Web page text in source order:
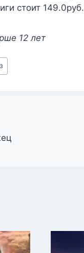
стоит 149.0руб.
12 лет